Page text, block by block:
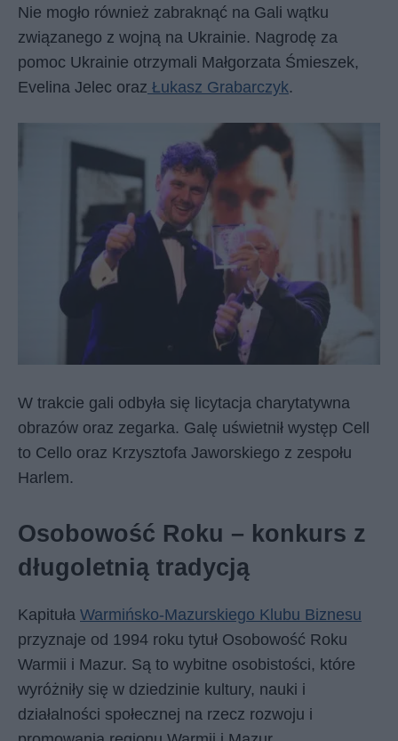
Nie mogło również zabraknąć na Gali wątku
związanego z wojną na Ukrainie. Nagrodę za
pomoc Ukrainie otrzymali Małgorzata Śmieszek,
Evelina Jelec oraz Łukasz Grabarczyk.
W trakcie gali odbyła się licytacja charytatywna
obrazów oraz zegarka. Galę uświetnił występ Cell
to Cello oraz Krzysztofa Jaworskiego z zespołu
Harlem.
Osobowość Roku – konkurs z
długoletnią tradycją
Kapituła Warmińsko-Mazurskiego Klubu Biznesu
przyznaje od 1994 roku tytuł Osobowość Roku
Warmii i Mazur. Są to wybitne osobistości, które
wyróżniły się w dziedzinie kultury, nauki i
działalności społecznej na rzecz rozwoju i